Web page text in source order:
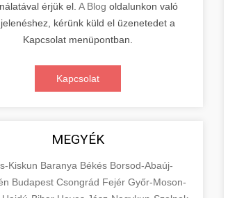
érjük el. A Blog oldalunkon való
kérünk küld el üzenetedet a
Kapcsolat menüpontban.
Kapcsolat
MEGYÉK
Kiskun Baranya Békés Borsod-Abaúj-
Budapest Csongrád Fejér Győr-Moson-